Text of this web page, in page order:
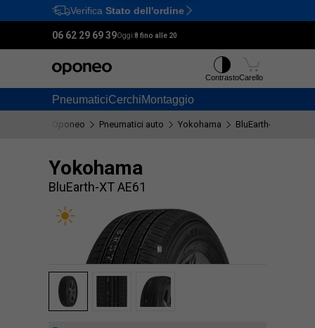
Ctrl M
Verifica Stato dell'ordine
06 62 29 69 39Oggi:8 fino alle 20
PneumaticiCerchiMontaggio
ContrastoCarello
Oponeo Pneumatici auto Yokohama BluEarth-XT AE61
Yokohama
BluEarth-XT AE61